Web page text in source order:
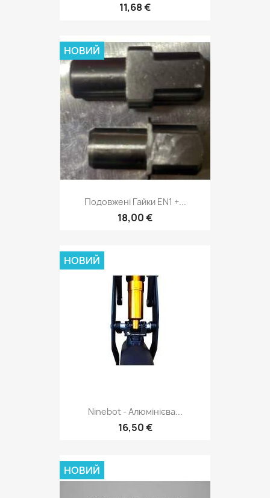
11,68 €
Подовжені Гайки EN1 +...
18,00 €
НОВИЙ
Ninebot - Алюмінієва...
16,50 €
НОВИЙ
НОВИЙ